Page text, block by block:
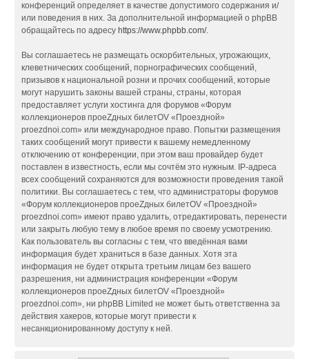
конференций определяет в качестве допустимого содержания и/
или поведения в них. За дополнительной информацией о phpBB
обращайтесь по адресу https://www.phpbb.com/.
Вы соглашаетесь не размещать оскорбительных, угрожающих,
клеветнических сообщений, порнографических сообщений,
призывов к национальной розни и прочих сообщений, которые
могут нарушить законы вашей страны, страны, которая
предоставляет услуги хостинга для форумов «Форум
коллекционеров проеZдных билетOV «Проездной»
proezdnoi.com» или международное право. Попытки размещения
таких сообщений могут привести к вашему немедленному
отключению от конференции, при этом ваш провайдер будет
поставлен в известность, если мы сочтём это нужным. IP-адреса
всех сообщений сохраняются для возможности проведения такой
политики. Вы соглашаетесь с тем, что администраторы форумов
«Форум коллекционеров проеZдных билетOV «Проездной»
proezdnoi.com» имеют право удалить, отредактировать, перенести
или закрыть любую тему в любое время по своему усмотрению.
Как пользователь вы согласны с тем, что введённая вами
информация будет храниться в базе данных. Хотя эта
информация не будет открыта третьим лицам без вашего
разрешения, ни администрация конференции «Форум
коллекционеров проеZдных билетOV «Проездной»
proezdnoi.com», ни phpBB Limited не может быть ответственна за
действия хакеров, которые могут привести к
несанкционированному доступу к ней.